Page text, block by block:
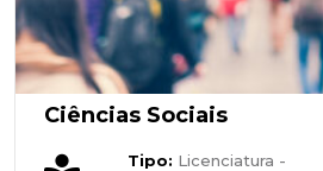
Ciências Sociais
Tipo: Licenciatura -